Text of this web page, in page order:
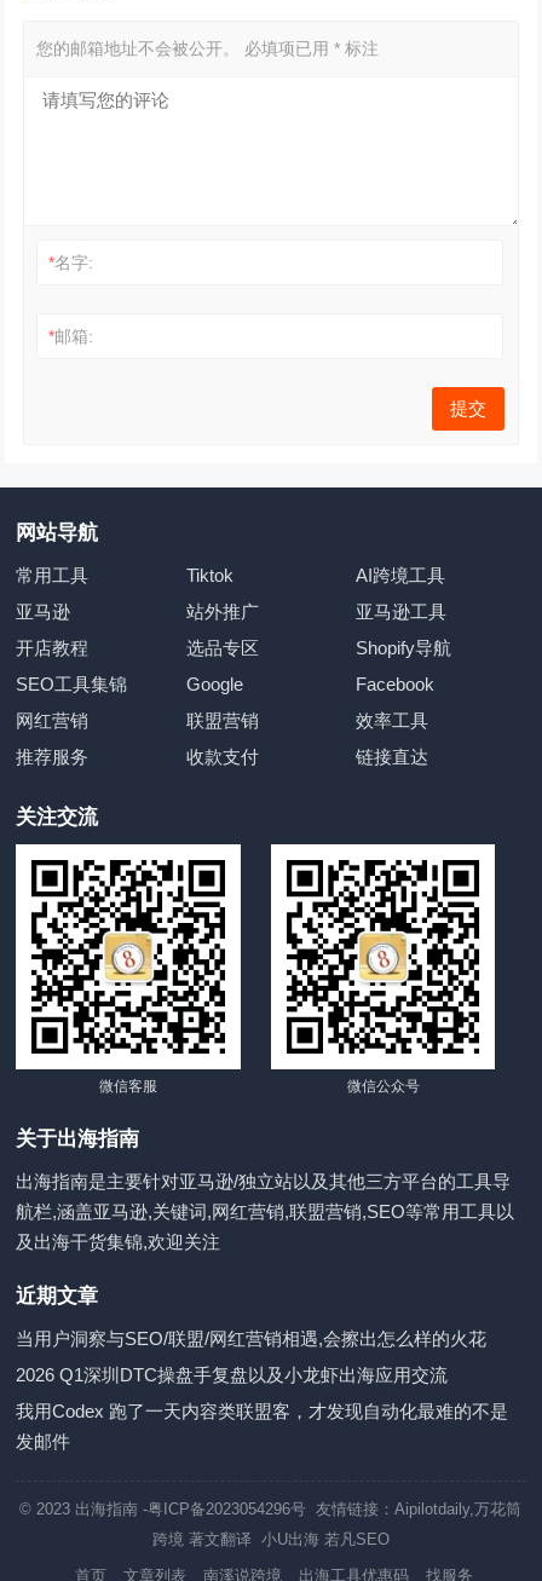
您的邮箱地址不会被公开。 必填项已用* 标注
*名字:
*邮箱:
网站导航
常用工具 Tiktok
AI跨境工具
亚马逊
站外推广
亚马逊工具
开店教程
选品专区
Shopify导航
SEO工具集锦
Google
Facebook
网红营销
联盟营销
效率工具
推荐服务
收款支付 链接直达
关注交流
微信客服 微信公众号
关于出海指南
出海指南是主要针对亚马逊/独立站以及其他三方平台的工具导
航栏,涵盖亚马逊,关键词,网红营销,联盟营销,SEO等常用工具以
及出海干货集锦,欢迎关注
近期文章
当用户洞察与SEO/联盟/网红营销相遇,会擦出怎么样的火花
2026 Q1深圳DTC操盘手复盘以及小龙虾出海应用交流
我用Codex 跑了一天内容类联盟客，才发现自动化最难的不是
发邮件
© 2023 出海指南 -粤ICP备2023054296号 友情链接：Aipilotdaily,万花筒
跨境 著文翻译 小U出海 若凡SEO
首页
文章列表 南溪说跨境 出海工具优惠码 找服务